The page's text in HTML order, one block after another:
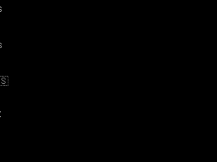
ANNIVERSARY
ANNIVERSARY 100
ANNIVERSARY S102